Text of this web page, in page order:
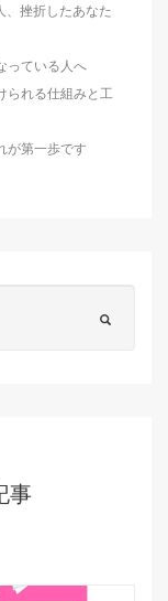
、挫折したあなた
っている人へ
られる仕組みと工
が第一歩です
事